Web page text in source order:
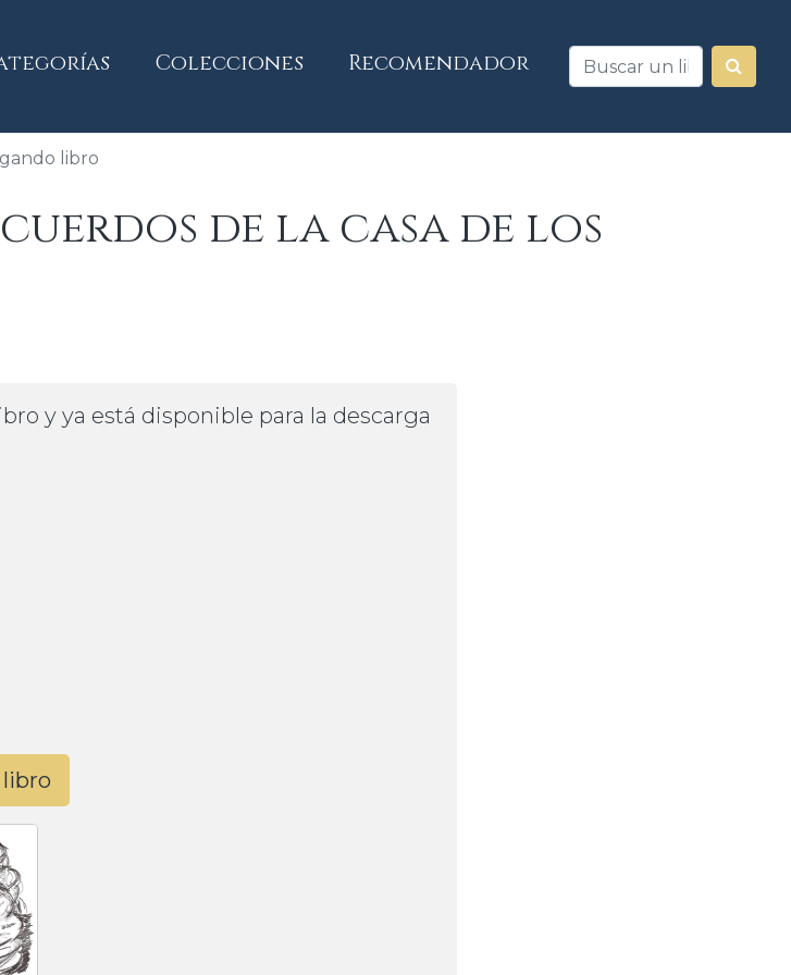
Colecciones Recomendador
libro
de la casa de los
y ya está disponible para la descarga
libro